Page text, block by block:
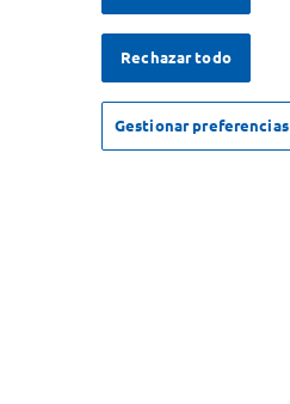
Rechazar todo
Gestionar preferencias